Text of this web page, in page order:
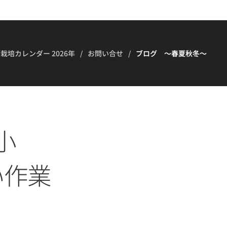
培カレンダー 2026年 お問い合せ ブログ ～春夏秋冬～
業